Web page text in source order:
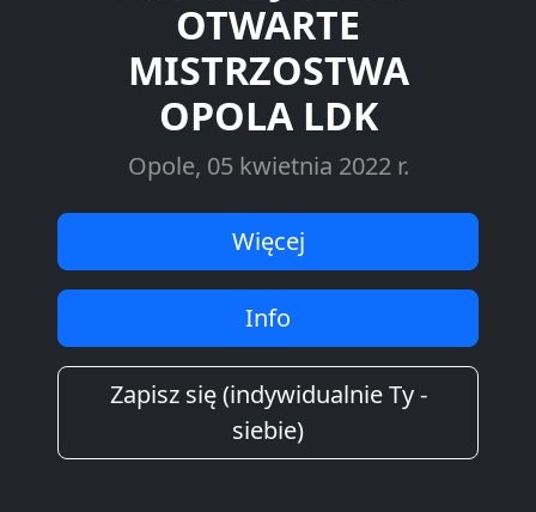
OTWARTE
MISTRZOSTWA
OPOLA LDK
Opole, 05 kwietnia 2022 r.
Więcej
Info
Zapisz się (indywidualnie Ty -
siebie)